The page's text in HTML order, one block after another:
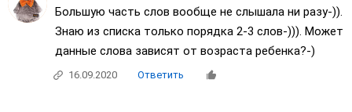
Большую часть слов вообще не слышала ни разу-)).
Знаю из списка только порядка 2-3 слов-))). Может
данные слова зависят от возраста ребенка?-)
16.09.2020 Ответить